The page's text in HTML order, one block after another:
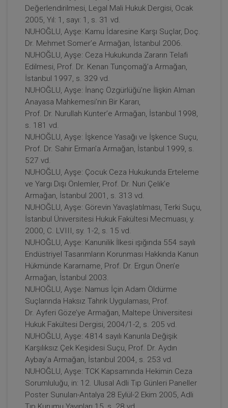
Değerlendirilmesi, Legal Mali Hukuk Dergisi, Ocak
2005, Yıl: 1, sayı: 1, s. 31 vd.
NUHOĞLU, Ayşe: Kamu İdaresine Karşı Suçlar, Doç.
Dr. Mehmet Somer’e Armağan, İstanbul 2006.
NUHOĞLU, Ayşe: Ceza Hukukunda Zararın Telafi
Edilmesi, Prof. Dr. Kenan Tunçomağ’a Armağan,
İstanbul 1997, s. 329 vd.
NUHOĞLU, Ayşe: İnanç Özgürlüğü’ne İlişkin Alman
Anayasa Mahkemesi’nin Bir Kararı,
Prof. Dr. Nurullah Kunter’e Armağan, İstanbul 1998,
s. 181 vd.
NUHOĞLU, Ayşe: İşkence Yasağı ve İşkence Suçu,
Prof. Dr. Sahir Erman’a Armağan, İstanbul 1999, s.
527 vd.
NUHOĞLU, Ayşe: Çocuk Ceza Hukukunda Erteleme
ve Yargı Dışı Önlemler, Prof. Dr. Nuri Çelik’e
Armağan, İstanbul 2001, s. 313 vd.
NUHOĞLU, Ayşe: Görevin Yavaşlatılması, Terki Suçu,
İstanbul Üniversitesi Hukuk Fakültesi Mecmuası, y.
2000, C. LVIII, sy. 1-2, s. 15 vd.
NUHOĞLU, Ayşe: Kanunilik İlkesi ışığında 554 sayılı
Endüstriyel Tasarımların Korunması Hakkında Kanun
Hükmünde Kararname, Prof. Dr. Ergun Önen’e
Armağan, İstanbul 2003.
NUHOĞLU, Ayşe: Namus İçin Adam Öldürme
Suçlarında Haksız Tahrik Uygulaması, Prof.
Dr. Ayferi Göze’ye Armağan, Maltepe Üniversitesi
Hukuk Fakültesi Dergisi, 2004/1-2, s. 205 vd.
NUHOĞLU, Ayşe: 4814 sayılı Kanunla Değişik
Karşılıksız Çek Keşidesi Suçu, Prof. Dr. Aydın
Aybay’a Armağan, İstanbul 2004, s. 253 vd.
NUHOĞLU, Ayşe: TCK Kapsamında Hekimin Ceza
Sorumluluğu, in: 12. Ulusal Adli Tıp Günleri Paneller
Poster Sunuları-Antalya 28 Eylül-2 Ekim 2005, Adli